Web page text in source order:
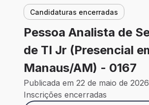
Candidaturas encerradas
Pessoa Analista de
de TI Jr (Presencial
Manaus/AM) - 0167
Publicada em 22 de maio de 2026
Inscrições encerradas